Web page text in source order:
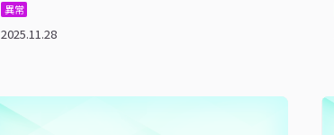
異常
2025.11.28